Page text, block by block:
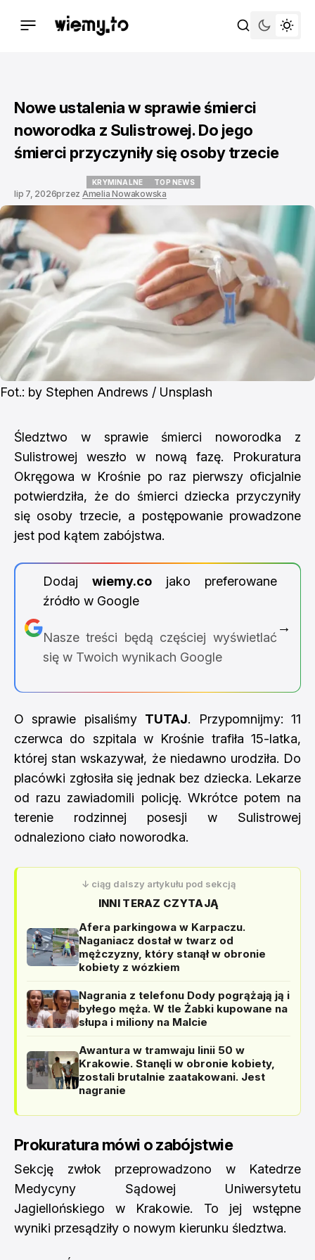
Nowe ustalenia w sprawie śmierci
noworodka z Sulistrowej. Do jego
śmierci przyczyniły się osoby trzecie
KRYMINALNE TOP NEWS
lip 7, 2026przez Amelia Nowakowska
Fot.: by Stephen Andrews / Unsplash
Śledztwo w sprawie śmierci noworodka z
Sulistrowej weszło w nową fazę. Prokuratura
Okręgowa w Krośnie po raz pierwszy oficjalnie
potwierdziła, że do śmierci dziecka przyczyniły
się osoby trzecie, a postępowanie prowadzone
jest pod kątem zabójstwa.
Dodaj wiemy.cojako preferowane
źródło w Google
Nasze treści będą częściej wyświetlać
się w Twoich wynikach Google
→
O sprawie pisaliśmy TUTAJ. Przypomnijmy: 11
czerwca do szpitala w Krośnie trafiła 15-latka,
której stan wskazywał, że niedawno urodziła. Do
placówki zgłosiła się jednak bez dziecka. Lekarze
od razu zawiadomili policję. Wkrótce potem na
terenie rodzinnej posesji w Sulistrowej
odnaleziono ciało noworodka.
↓ ciąg dalszy artykułu pod sekcją
INNI TERAZ CZYTAJĄ
Afera parkingowa w Karpaczu.
Naganiacz dostał w twarz od
mężczyzny, który stanął w obronie
kobiety z wózkiem
Nagrania z telefonu Dody pogrążają ją i
byłego męża. W tle Żabki kupowane na
słupa i miliony na Malcie
Awantura w tramwaju linii 50 w
Krakowie. Stanęli w obronie kobiety,
zostali brutalnie zaatakowani. Jest
nagranie
Prokuratura mówi o zabójstwie
Sekcję zwłok przeprowadzono w Katedrze
Medycyny Sądowej Uniwersytetu
Jagiellońskiego w Krakowie. To jej wstępne
wyniki przesądziły o nowym kierunku śledztwa.